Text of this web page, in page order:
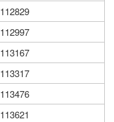
112829
112997
113167
113317
113476
113621